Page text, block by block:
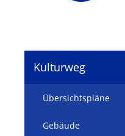
Kulturweg
Übersichtspläne
Gebäude